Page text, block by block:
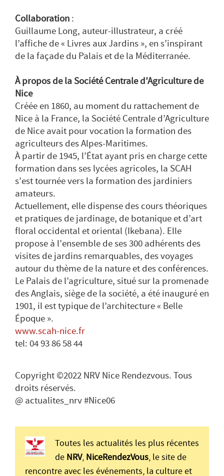
Collaboration :
Guillaume Long, auteur-illustrateur, a créé
l’affiche de « Livres aux Jardins », en s’inspirant
de la façade du Palais et de la Méditerranée.
À propos de la Société Centrale d’Agriculture de
Nice
Créée en 1860, au moment du rattachement de
Nice à la France, la Société Centrale d’Agriculture
de Nice avait pour vocation la formation des
agriculteurs des Alpes-Maritimes.
À partir de 1945, l’État ayant pris en charge cette
formation dans ses lycées agricoles, la SCAH
s’est tournée vers la formation des jardiniers
amateurs.
Actuellement, elle dispense des cours théoriques
et pratiques de jardinage, de botanique et d’art
floral occidental et oriental (Ikebana). Elle
propose à l’ensemble de ses 300 adhérents des
visites de jardins remarquables, des voyages
autour du thème de la nature et des conférences.
Le Palais de l’agriculture, situé sur la promenade
des Anglais, siège de la société, a été inauguré en
1901, il est typique de l’architecture « Belle
Époque ».
www.scah-nice.fr
tel: 04 93 86 58 44
Copyright ©2022 NRV Nice Rendezvous. Tous
droits réservés.
@ actualites_nrv #Nice06
Toutes les actualités les plus récentes
de NRV, NiceRendezVous, le site de
rencontre avec les événements, la culture et